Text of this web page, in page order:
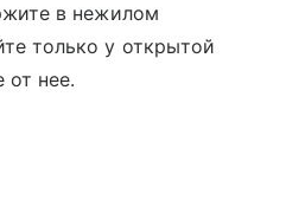
в нежилом
только у открытой
от нее.